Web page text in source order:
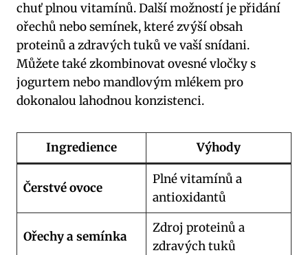
chuť plnou vitamínů. Další možností je přidání
ořechů nebo semínek, které zvýší obsah
proteinů a zdravých tuků ve vaší snídani.
Můžete také zkombinovat ovesné vločky s
jogurtem nebo mandlovým mlékem pro
dokonalou lahodnou konzistenci.
Ingredience Výhody
Čerstvé ovoce
Plné vitamínů a
antioxidantů
Ořechy a semínka
Zdroj proteinů a
zdravých tuků